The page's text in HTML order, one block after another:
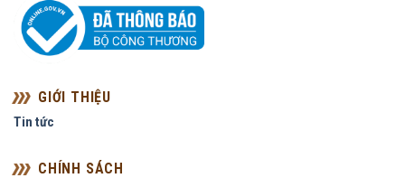
GIỚI THIỆU
Tin tức
CHÍNH SÁCH